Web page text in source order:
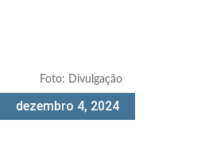
Foto: Divulgação
dezembro 4, 2024